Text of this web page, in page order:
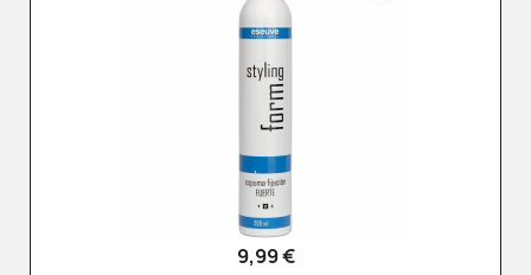
9,99 €